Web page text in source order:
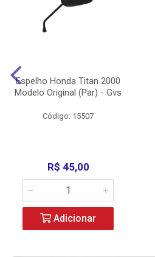
Espelho Honda Titan 2000
Modelo Original (Par) - Gvs
Código: 15507
R$ 45,00
Adicionar